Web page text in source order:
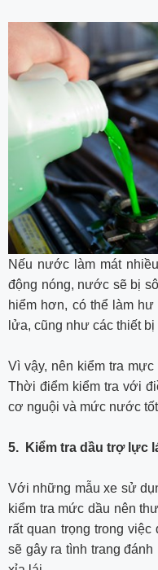
Nếu nước làm mát
động nóng, nước sẽ bị
hiểm hơn, có thể làm
lửa, cũng như các thiết
Vì vậy, nên kiểm tra
Thời điểm kiểm tra với
cơ nguội và mức nước
5. Kiểm tra dầu trợ lực
Với những mẫu xe sử
kiểm tra mức dầu nên
rất quan trọng trong
sẽ gây ra tình trang